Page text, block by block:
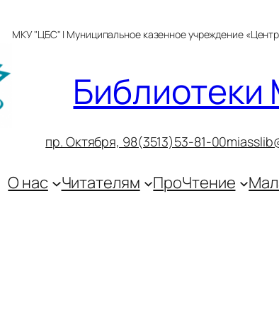
МКУ "ЦБС" | Муниципальное казенное учреждение
Библиотеки
пр. Октября, 98(3513)53-81-00
О нас Читателям ПроЧтение